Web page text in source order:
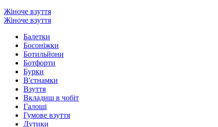
Жіноче взуття
Жіноче взуття
Балетки
Босоніжки
Ботильйони
Ботфорти
Бурки
В'єтнамки
Взуття
Вкладиш в чобіт
Галоші
Гумове взуття
Дутики